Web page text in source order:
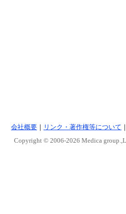
会社概要 ｜ リンク・著作権等について
Copyright © 2006-2026 Medica